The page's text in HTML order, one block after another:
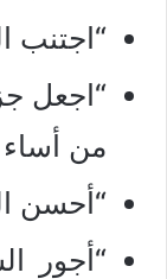
“اجتنب
“اجعل
من أساء
“أحسن
“أجور